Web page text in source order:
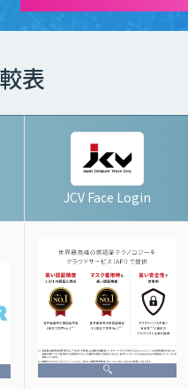
表
JCV Face Login